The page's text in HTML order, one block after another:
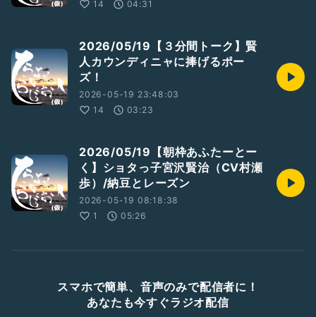
14
04:31
2026/05/19【３分間トーク】賢
人カウンディニャに捧げるポー
ズ！
2026-05-19 23:48:03
14
03:23
2026/05/19【朝枠あふたーとー
く】ショタっ子宮沢賢治（CV村瀬
歩）/納豆とレーズン
2026-05-19 08:18:38
1
05:26
スマホで簡単、音声のみで配信者に！
あなたも今すぐラジオ配信